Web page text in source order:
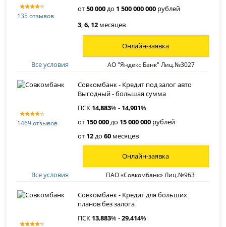
135 отзывов
от50 000до 1 500 000 000 рублей
3,6, 12 месяцев
Все условия АО "Яндекс Банк" Лиц.№3027
Онлайн-заявка
1469 отзывов
Совкомбанк - Кредит под залог авто
Выгодный - большая сумма
ПСК 14,883% - 14,901%
от 150 000до 15 000 000 рублей
от 12до60 месяцев
Все условия ПАО «Совкомбанк» Лиц.№963
Онлайн-заявка
Совкомбанк - Кредит для больших
планов без залога
ПСК 13,883% -29,414%